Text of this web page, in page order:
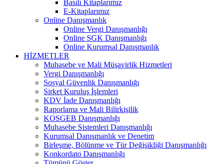
Basılı Kitaplarımız
E-Kitaplarımız
Online Danışmanlık
Online Vergi Danışmanlığı
Online SGK Danışmanlığı
Online Kurumsal Danışmanlık
HİZMETLER
Muhasebe ve Mali Müşavirlik Hizmetleri
Vergi Danışmanlığı
Sosyal Güvenlik Danışmanlığı
Şirket Kuruluş İşlemleri
KDV İade Danışmanlığı
Raporlama ve Mali Bilirkişilik
KOSGEB Danışmanlığı
Muhasebe Sistemleri Danışmanlığı
Kurumsal Danışmanlık ve Denetim
Birleşme, Bölünme ve Tür Değişikliği Danışmanlığı
Konkordato Danışmanlığı